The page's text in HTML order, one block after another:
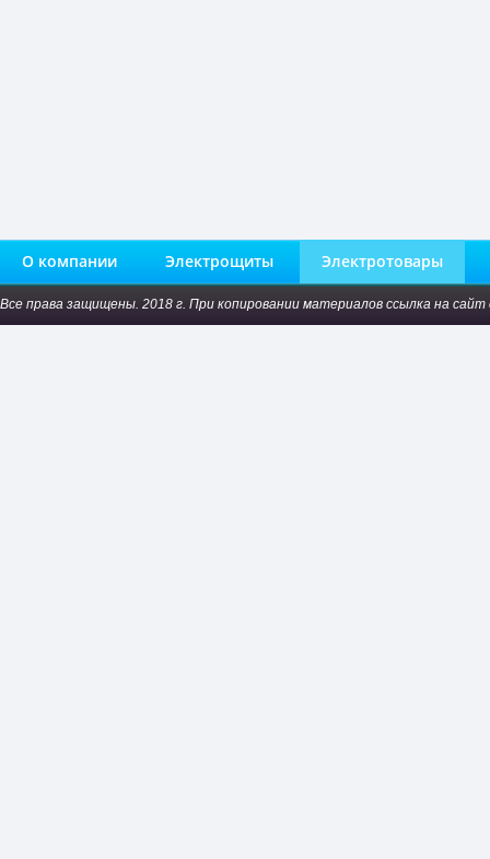
О компании Электрощиты Электротовары
Все права защищены. 2018 г. При копировании материалов ссылка на сайт